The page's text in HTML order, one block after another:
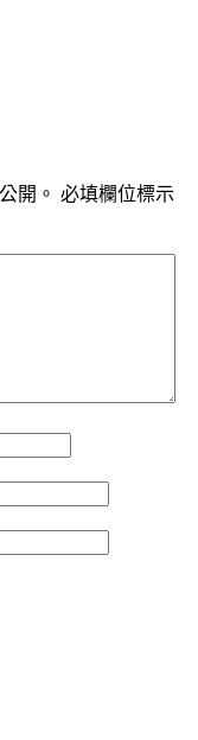
開。 必填欄位標示